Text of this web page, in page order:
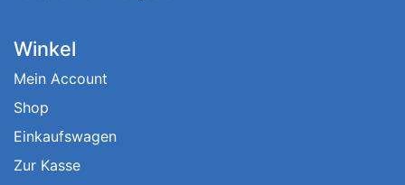
Winkel
Mein Account
Shop
Einkaufswagen
Zur Kasse